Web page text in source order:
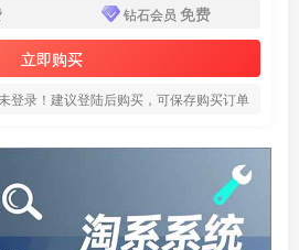
钻石会员 免费
立即购买
登录！建议登陆后购买，可保存购买订单